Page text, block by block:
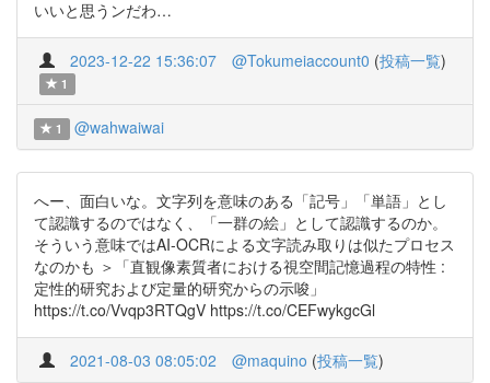
いいと思うンだわ…
2023-12-22 15:36:07 @Tokumeiaccount0 (投稿一覧)
1
1 @wahwaiwai
へー、面白いな。文字列を意味のある「記号」「単語」とし
て認識するのではなく、「一群の絵」として認識するのか。
そういう意味ではAI-OCRによる文字読み取りは似たプロセス
なのかも ＞「直観像素質者における視空間記憶過程の特性 :
定性的研究および定量的研究からの示唆」
https://t.co/Vvqp3RTQgV https://t.co/CEFwykgcGl
2021-08-03 08:05:02 @maquino (投稿一覧)